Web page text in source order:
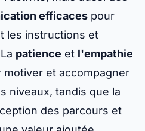
efficaces pour
les instructions et
patience et l'empathie
et accompagner
niveaux, tandis que la
des parcours et